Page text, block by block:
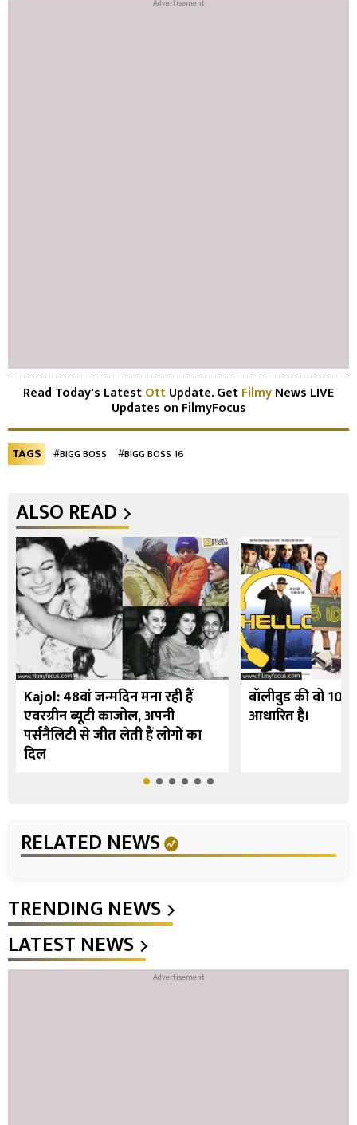
Read Today's LatestOttUpdate. GetFilmyNews LIVE
Updates on FilmyFocus
TAGS #BIGG BOSS #BIGG BOSS 16
ALSO READ
Kajol: 48वां जन्मदिन मना रही हैं
एवरग्रीन ब्यूटी काजोल, अपनी
पर्सनैलिटी से जीत लेती हैं लोगों का
दिल
बॉलीवुड की वो 10
आधारित है।
RELATED NEWS
TRENDING NEWS
LATEST NEWS